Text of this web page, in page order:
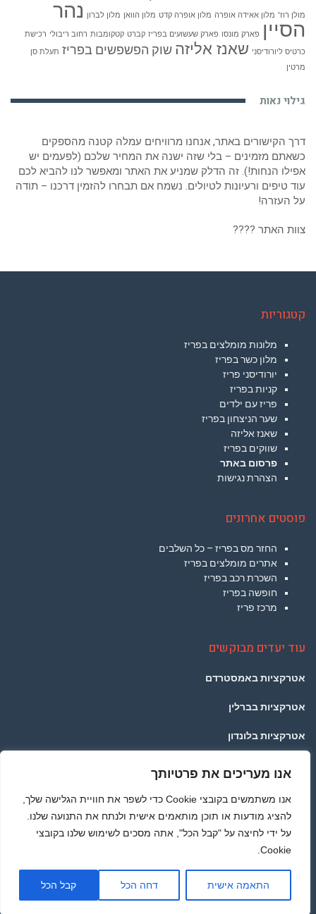
אנו מעריכים את פרטיותך
אנו משתמשים בקובצי Cookie כדי לשפר את חוויית הגלישה שלך,
להציג מודעות או תוכן מותאמים אישית ולנתח את התנועה שלנו.
על ידי לחיצה על "קבל הכל", אתה מסכים לשימוש שלנו בקובצי
Cookie.
התאמה אישית דחה הכל קבל הכל
מולן רוז' מלון אאידה אופרה מלון אופרה קדט מלון הוואן מלון לברון נהר
הסיין פארק מונסו פארק שעשועים בפריז קברט קטקומבות רחוב ריבולי רכישת
כרטיס ליורודיסני שאנז אליזה שוק הפשפשים בפריז תעלת סן
מרטין
גילוי נאות
דרך הקישורים באתר, אנחנו מרוויחים עמלה קטנה מהספקים
כשאתם מזמינים – בלי שזה ישנה את המחיר שלכם (לפעמים יש
אפילו הנחות!). זה הדלק שמניע את האתר ומאפשר לנו להביא לכם
עוד טיפים ורעיונות לטיולים. נשמח אם תבחרו להזמין דרכנו – תודה
על העזרה!
צוות האתר ????
קטגוריות
מלונות מומלצים בפריז
מלון כשר בפריז
יורודיסני פריז
קניות בפריז
פריז עם ילדים
שער הניצחון בפריז
שאנז אליזה
שווקים בפריז
פרסום באתר
הצהרת נגישות
פוסטים אחרונים
החזר מס בפריז – כל השלבים
אתרים מומלצים בפריז
השכרת רכב בפריז
חופשה בפריז
מרכז פריז
עוד יעדים מבוקשים
אטרקציות באמסטרדם
אטרקציות בברלין
אטרקציות בלונדון
אטרקציות ברומא
© כל הזכויות שמורות לאתר PARISTRAVEL.CO.IL - באופן כללי אתם יודעים שלא לוקחים ללא
גלילה
לראש